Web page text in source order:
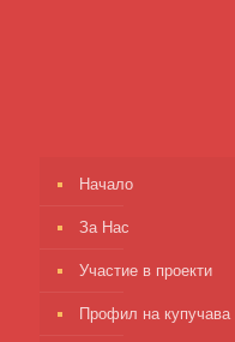
Начало
За Нас
Участие в проекти
Профил на купучава